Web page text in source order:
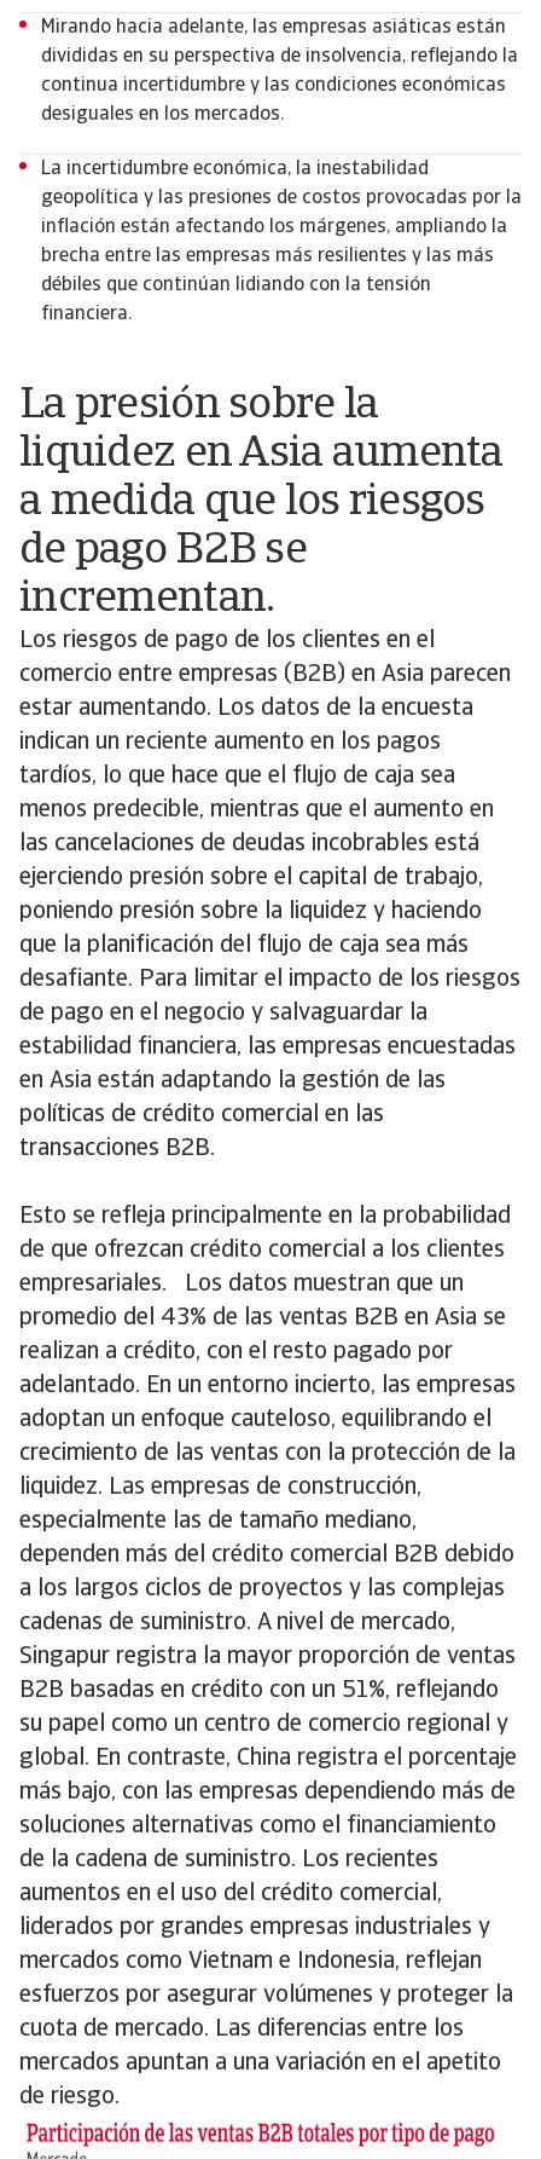
La presión sobre la
liquidez en Asia aumenta
a medida que los riesgos
de pago B2B se
incrementan.
Los riesgos de pago de los clientes en el
comercio entre empresas (B2B) en Asia parecen
estar aumentando. Los datos de la encuesta
indican un reciente aumento en los pagos
tardíos, lo que hace que el flujo de caja sea
menos predecible, mientras que el aumento en
las cancelaciones de deudas incobrables está
ejerciendo presión sobre el capital de trabajo,
poniendo presión sobre la liquidez y haciendo
que la planificación del flujo de caja sea más
desafiante. Para limitar el impacto de los riesgos
de pago en el negocio y salvaguardar la
estabilidad financiera, las empresas encuestadas
en Asia están adaptando la gestión de las
políticas de crédito comercial en las
transacciones B2B.
Esto se refleja principalmente en la probabilidad
de que ofrezcan crédito comercial a los clientes
empresariales. Los datos muestran que un
promedio del 43% de las ventas B2B en Asia se
realizan a crédito, con el resto pagado por
adelantado. En un entorno incierto, las empresas
adoptan un enfoque cauteloso, equilibrando el
crecimiento de las ventas con la protección de la
liquidez. Las empresas de construcción,
especialmente las de tamaño mediano,
dependen más del crédito comercial B2B debido
a los largos ciclos de proyectos y las complejas
cadenas de suministro. A nivel de mercado,
Singapur registra la mayor proporción de ventas
B2B basadas en crédito con un 51%, reflejando
su papel como un centro de comercio regional y
global. En contraste, China registra el porcentaje
más bajo, con las empresas dependiendo más de
soluciones alternativas como el financiamiento
de la cadena de suministro. Los recientes
aumentos en el uso del crédito comercial,
liderados por grandes empresas industriales y
mercados como Vietnam e Indonesia, reflejan
esfuerzos por asegurar volúmenes y proteger la
cuota de mercado. Las diferencias entre los
mercados apuntan a una variación en el apetito
de riesgo.
Mirando hacia adelante, las empresas asiáticas están
divididas en su perspectiva de insolvencia, reflejando la
continua incertidumbre y las condiciones económicas
desiguales en los mercados.
La incertidumbre económica, la inestabilidad
geopolítica y las presiones de costos provocadas por la
inflación están afectando los márgenes, ampliando la
brecha entre las empresas más resilientes y las más
débiles que continúan lidiando con la tensión
financiera.